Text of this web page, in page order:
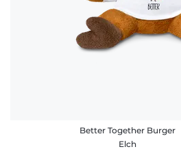
Better Together Burger
Elch